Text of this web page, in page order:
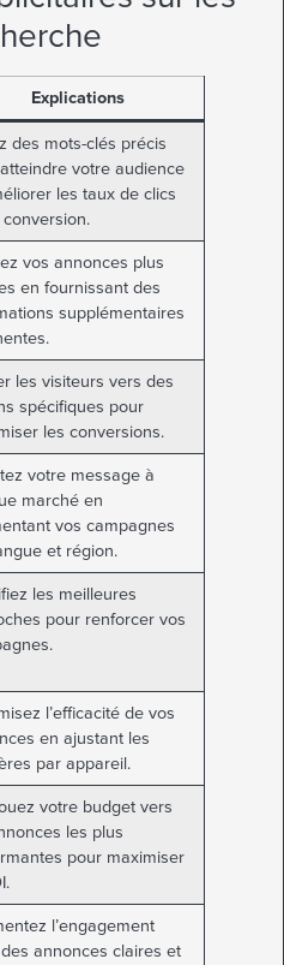
Explications
des mots-clés précis
votre audience
les taux de clics
vos annonces plus
en fournissant des
supplémentaires
les visiteurs vers des
spécifiques pour
les conversions.
votre message à
marché en
vos campagnes
et région.
les meilleures
pour renforcer vos
l’efficacité de vos
en ajustant les
par appareil.
votre budget vers
les plus
pour maximiser
l’engagement
annonces claires et